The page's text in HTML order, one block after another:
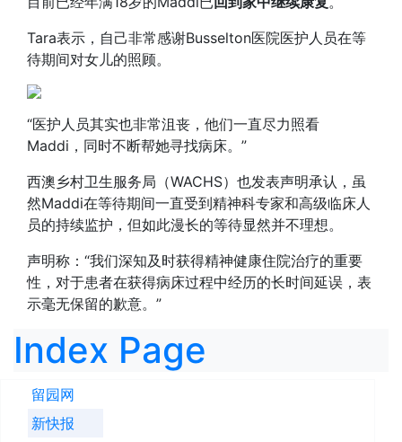
Tara表示，自己非常感谢Busselton医院医护人员在等
待期间对女儿的照顾。
“医护人员其实也非常沮丧，他们一直尽力照看
Maddi，同时不断帮她寻找病床。”
西澳乡村卫生服务局（WACHS）也发表声明承认，虽
然Maddi在等待期间一直受到精神科专家和高级临床人
员的持续监护，但如此漫长的等待显然并不理想。
声明称：“我们深知及时获得精神健康住院治疗的重要
性，对于患者在获得病床过程中经历的长时间延误，表
示毫无保留的歉意。”
Index Page
留园网
新快报